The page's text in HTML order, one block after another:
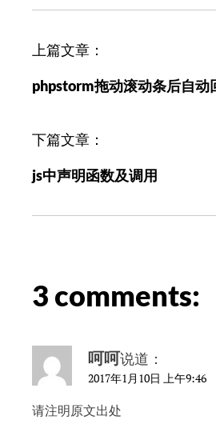
文
导
上篇文章：
phpstorm拖动滚动条后自动
下篇文章：
js中声明函数及调用
3 comments:
呵呵说道：
2017年1月10日 上午9:46
请注明原文出处